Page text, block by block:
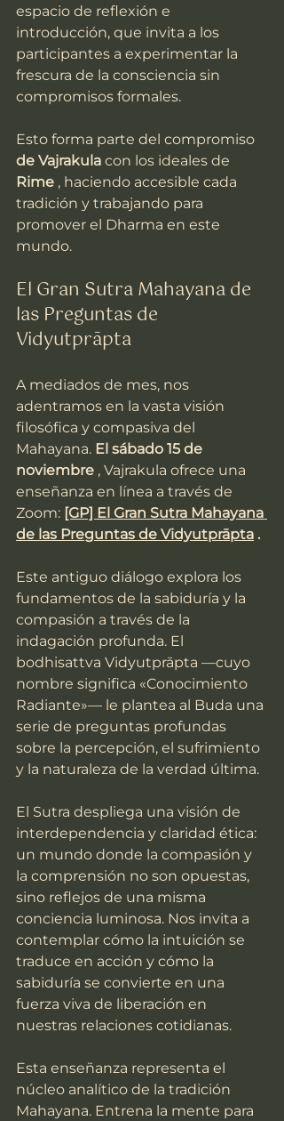
espacio de reflexión e
introducción, que invita a los
participantes a experimentar la
frescura de la consciencia sin
compromisos formales.
Esto forma parte del compromiso
de Vajrakula con los ideales de
Rime , haciendo accesible cada
tradición y trabajando para
promover el Dharma en este
mundo.
El Gran Sutra Mahayana de
las Preguntas de
Vidyutprāpta
A mediados de mes, nos
adentramos en la vasta visión
filosófica y compasiva del
Mahayana. El sábado 15 de
noviembre , Vajrakula ofrece una
enseñanza en línea a través de
Zoom: [GP] El Gran Sutra Mahayana
de las Preguntas de Vidyutprāpta .
Este antiguo diálogo explora los
fundamentos de la sabiduría y la
compasión a través de la
indagación profunda. El
bodhisattva Vidyutprāpta —cuyo
nombre significa «Conocimiento
Radiante»— le plantea al Buda una
serie de preguntas profundas
sobre la percepción, el sufrimiento
y la naturaleza de la verdad última.
El Sutra despliega una visión de
interdependencia y claridad ética:
un mundo donde la compasión y
la comprensión no son opuestas,
sino reflejos de una misma
conciencia luminosa. Nos invita a
contemplar cómo la intuición se
traduce en acción y cómo la
sabiduría se convierte en una
fuerza viva de liberación en
nuestras relaciones cotidianas.
Esta enseñanza representa el
núcleo analítico de la tradición
Mahayana. Entrena la mente para